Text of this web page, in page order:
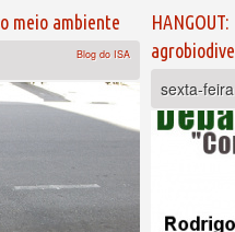
meio ambiente
Blog do ISA
sexta-